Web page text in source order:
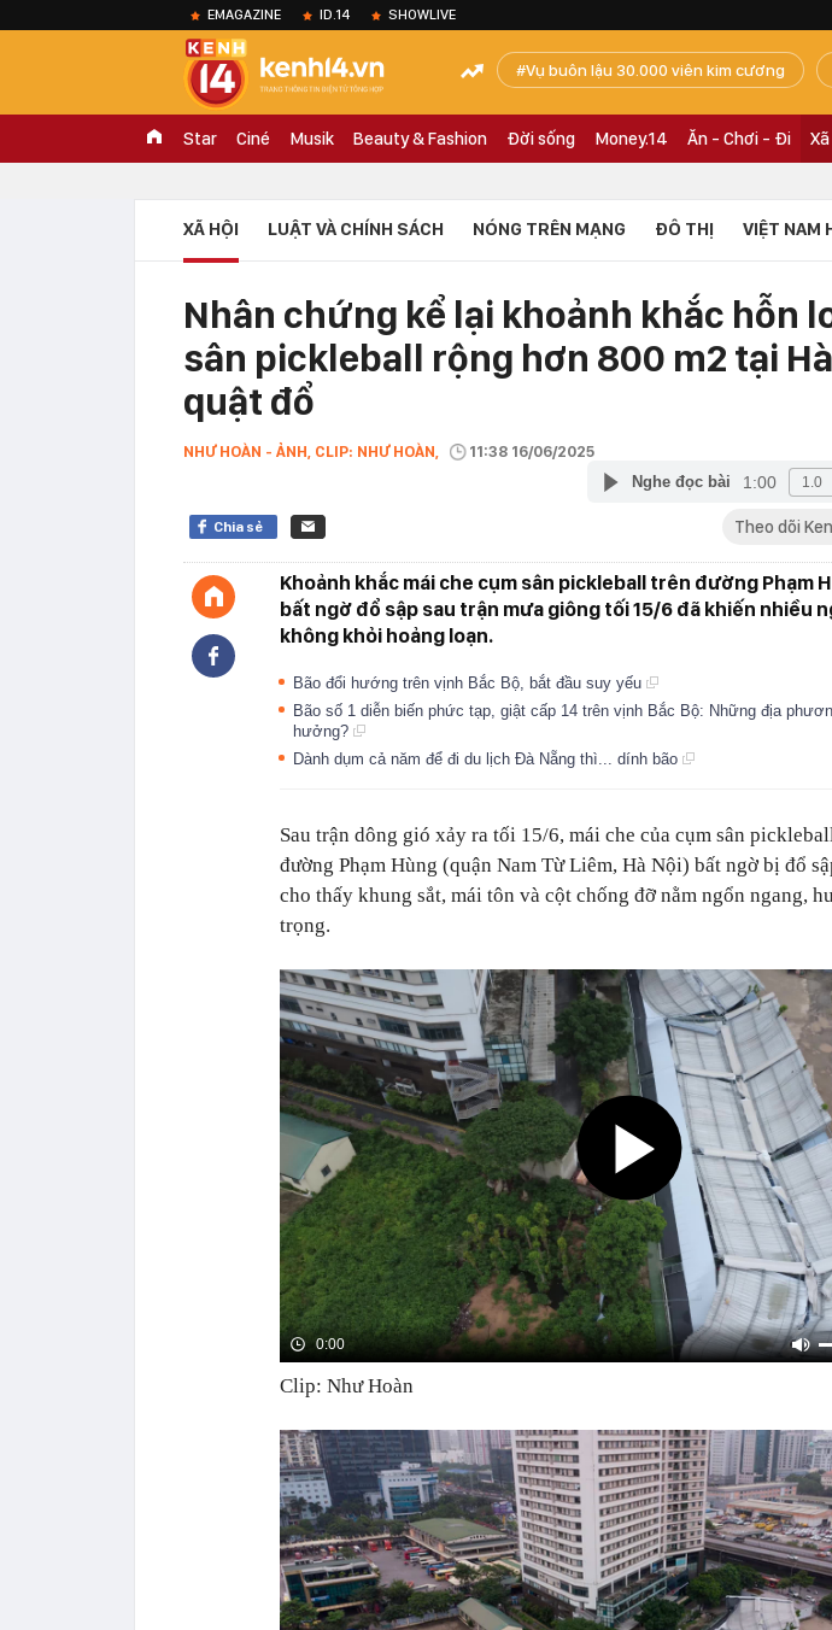
EMAGAZINE ID.14 SHOWLIVE
Vụ buôn lậu 30.000 viên kim cương
Star Ciné Musik Beauty & Fashion Đời sống Money.14 Ăn - Chơi - Đi
XÃ HỘI LUẬT VÀ CHÍNH SÁCH NÓNG TRÊN MẠNG ĐÔ THỊ VIỆT NAM
Nhân chứng kể lại khoảnh khắc hỗn
sân pickleball rộng hơn 800 m2 tại
quật đổ
NHƯ HOÀN - ẢNH, CLIP: NHƯ HOÀN,
11:38 16/06/2025
Nghe đọc bài
1:00
Chia sẻ Theo dõi
Khoảnh khắc mái che cụm sân pickleball trên đường Phạm
bất ngờ đổ sập sau trận mưa giông tối 15/6 đã khiến nhiều
không khỏi hoảng loạn.
Bão đổi hướng trên vịnh Bắc Bộ, bắt đầu suy yếu
Bão số 1 diễn biến phức tạp, giật cấp 14 trên vịnh Bắc Bộ: Những địa
hưởng?
Dành dụm cả năm để đi du lịch Đà Nẵng thì... dính bão
Sau trận dông gió xảy ra tối 15/6, mái che của cụm sân
đường Phạm Hùng (quận Nam Từ Liêm, Hà Nội) bất ngờ bị đổ
cho thấy khung sắt, mái tôn và cột chống đỡ nằm ngổn ngang,
trọng.
Clip: Như Hoàn